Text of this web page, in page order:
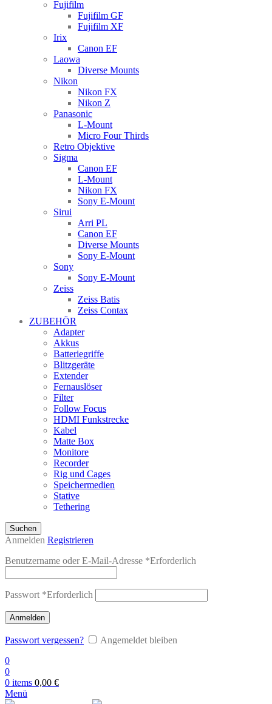
Fujifilm
Fujifilm GF
Fujifilm XF
Irix
Canon EF
Laowa
Diverse Mounts
Nikon
Nikon FX
Nikon Z
Panasonic
L-Mount
Micro Four Thirds
Retro Objektive
Sigma
Canon EF
L-Mount
Nikon FX
Sony E-Mount
Sirui
Arri PL
Canon EF
Diverse Mounts
Sony E-Mount
Sony
Sony E-Mount
Zeiss
Zeiss Batis
Zeiss Contax
ZUBEHÖR
Adapter
Akkus
Batteriegriffe
Blitzgeräte
Extender
Fernauslöser
Filter
Follow Focus
HDMI Funkstrecke
Kabel
Matte Box
Monitore
Recorder
Rig und Cages
Speichermedien
Stative
Tethering
Suchen
Anmelden Registrieren
Benutzername oder E-Mail-Adresse *Erforderlich
Passwort *Erforderlich
Anmelden
Passwort vergessen?
Angemeldet bleiben
0
0
0 items 0,00 €
Menü